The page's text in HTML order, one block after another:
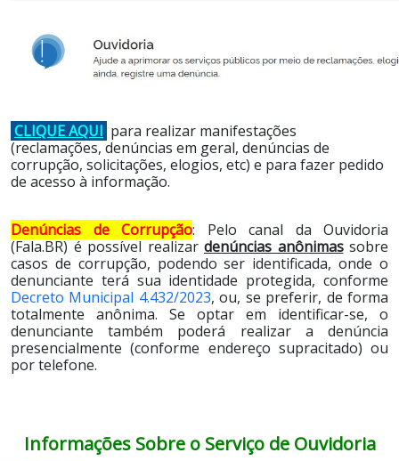
CLIQUE AQUI para realizar manifestações
(reclamações, denúncias em geral, denúncias de
corrupção, solicitações, elogios, etc) e para fazer pedido
de acesso à informação.
Denúncias de Corrupção: Pelo canal da Ouvidoria
(Fala.BR) é possível realizar denúncias anônimassobre
casos de corrupção, podendo ser identificada, onde o
denunciante terá sua identidade protegida, conforme
Decreto Municipal 4.432/2023, ou, se preferir, de forma
totalmente anônima. Se optar em identificar-se, o
denunciante também poderá realizar a denúncia
presencialmente (conforme endereço supracitado) ou
por telefone.
Informações Sobre o Serviço de Ouvidoria